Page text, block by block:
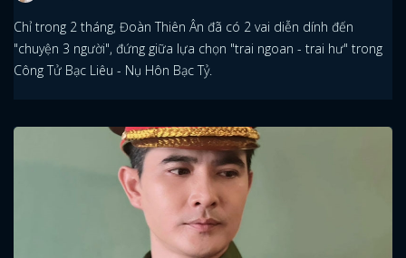
Chỉ trong 2 tháng, Đoàn Thiên Ân đã có 2 vai diễn dính đến
"chuyện 3 người", đứng giữa lựa chọn "trai ngoan - trai hư" trong
Công Tử Bạc Liêu - Nụ Hôn Bạc Tỷ.